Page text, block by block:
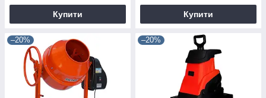
Купити Купити
–20% –20%